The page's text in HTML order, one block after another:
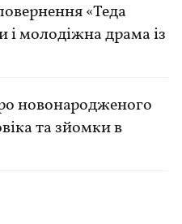
«Теда
і молодіжна драма із
новонародженого
та зйомки в